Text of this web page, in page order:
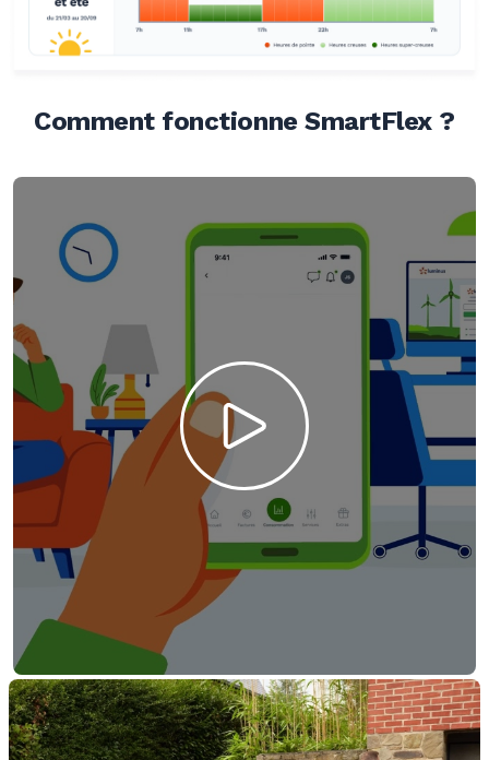
Comment fonctionne SmartFlex ?